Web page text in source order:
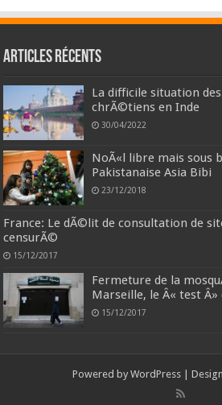
Articles récents
La difficile situation
chrÃ©tiens en Inde
30/04/2022
NoÃ«l libre mais sous
Pakistanaise Asia Bibi
23/12/2018
France: Le dÃ©lit de consultation de
censurÃ©
15/12/2017
Fermeture de la
Marseille, le Â« test
15/12/2017
Powered by WordPress |